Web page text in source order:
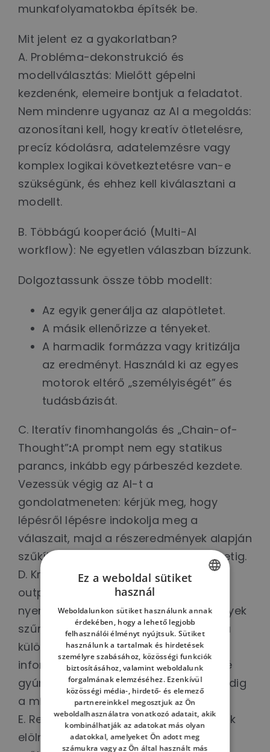
munkafolyamatokba építsék be.
Mit jelent ez a gyakorlatban?
A. Probléma-dekonstrukció és
modellválasztás: Mielőtt gépelni
kezdenénk, elemeire bontjuk a feladatot.
Nem mindenre ugyanaz az AI a megoldás:
azonosítani kell, hogy kreatív ötletelésre,
precíz kódolásra, adatelemzésre vagy
komplex logikai következtetésre van-e
szükségünk, és ehhez kell kiválasztani a
modellt.
B. Többágú kooperáció (Multi-AI
workflow): Ne egyetlen válaszban bízzunk.
Dolgoztassunk össze több modellt:
Az egyik generálja az alapötletet.
A másik ellenőrizze a tényeket.
A harmadik formázza vagy kritizálja
az eredményt. Használd ki az egyes
motorok eltérő „személyiségét” és
tudásbázisát.
C. Iteratív finomhangolás és „Chain-of-
Thought”:A prompt nem egy statikus
parancs, inkább egy párbeszéd kezdete.
Vezessük végig az AI-t a
gondolatmeneten: kérjük meg, hogy
lépésről lépésre indokolja meg a
válaszait, majd a részeredmények alapján
szűkítsük a fókuszt a tökéletes kimenetig.
D. Kritikus validáció és szintézis: Az AI
output nem végtermék, hanem
nyersanyag. A feladatunk az eredmények
szűrése, a hallucinációk kiszűrése és a
különböző modellekből érkező
információk egységes, hiteles egésszé
gyúrása. A döntés és a felelősség mindig
a mi kezünkben marad.
E. Rendszerszintű integráció: Ne kezdjük
elölről minden nap. Ami egyszer
HUNGARIAN
Ez a weboldal sütiket
használ
Weboldalunkon sütiket használunk annak
érdekében, hogy a lehető legjobb
felhasználói élményt nyújtsuk. Sütiket
használunk a tartalmak és hirdetések
személyre szabásához, közösségi funkciók
biztosításához, valamint weboldalunk
forgalmának elemzéséhez. Ezenkívül
közösségi média-, hirdető- és elemező
partnereinkkel megosztjuk az Ön
weboldalhasználatra vonatkozó adatait, akik
kombinálhatják az adatokat más olyan
adatokkal, amelyeket Ön adott meg
számukra vagy az Ön által használt más